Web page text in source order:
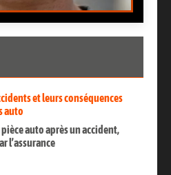
et leurs conséquences
auto
auto après un accident,
l’assurance